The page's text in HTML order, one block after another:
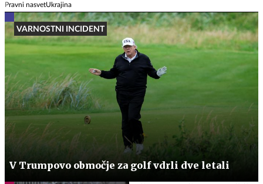
Pravni nasvetUkrajina
V Trumpovo območje za golf vdrli dve letali
VARNOSTNI INCIDENT